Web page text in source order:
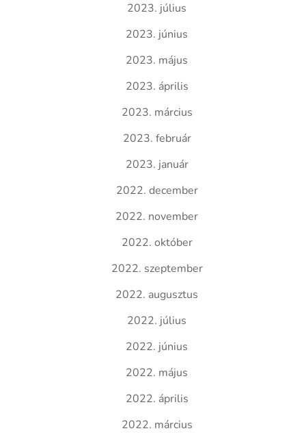
2023. július
2023. június
2023. május
2023. április
2023. március
2023. február
2023. január
2022. december
2022. november
2022. október
2022. szeptember
2022. augusztus
2022. július
2022. június
2022. május
2022. április
2022. március